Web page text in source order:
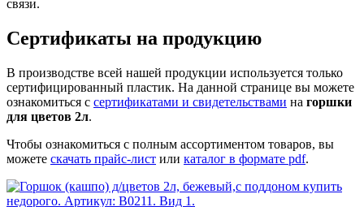
связи.
Сертификаты на продукцию
В производстве всей нашей продукции используется только
сертифицированный пластик. На данной странице вы можете
ознакомиться с сертификатами и свидетельствами на горшки
для цветов 2л.
Чтобы ознакомиться с полным ассортиментом товаров, вы
можете скачать прайс-лист или каталог в формате pdf.